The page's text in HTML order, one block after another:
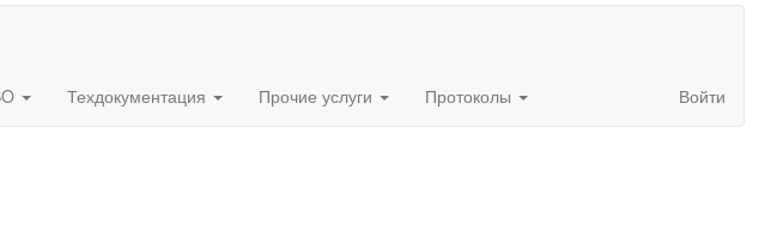
Техдокументация Прочие услуги Протоколы Войти